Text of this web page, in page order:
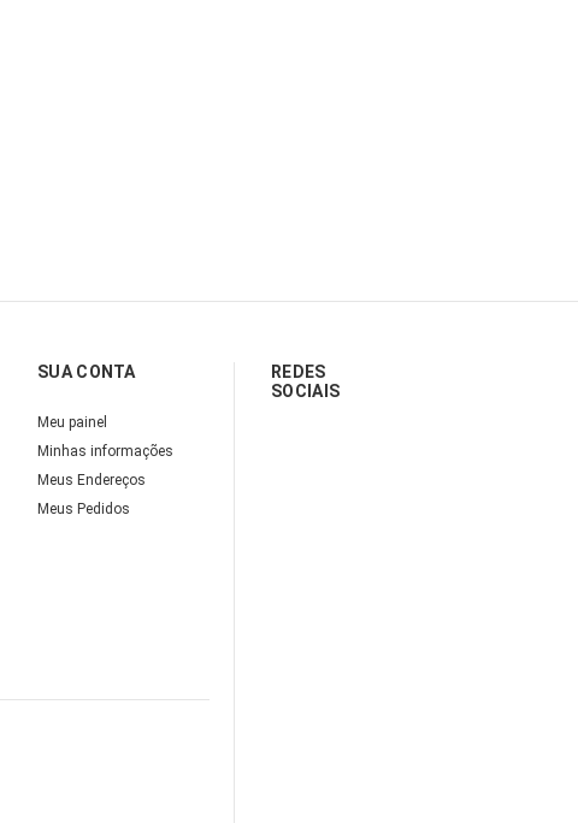
SUA CONTA
Meu painel
Minhas informações
Meus Endereços
Meus Pedidos
REDES
SOCIAIS